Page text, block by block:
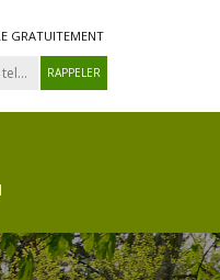
GRATUITEMENT